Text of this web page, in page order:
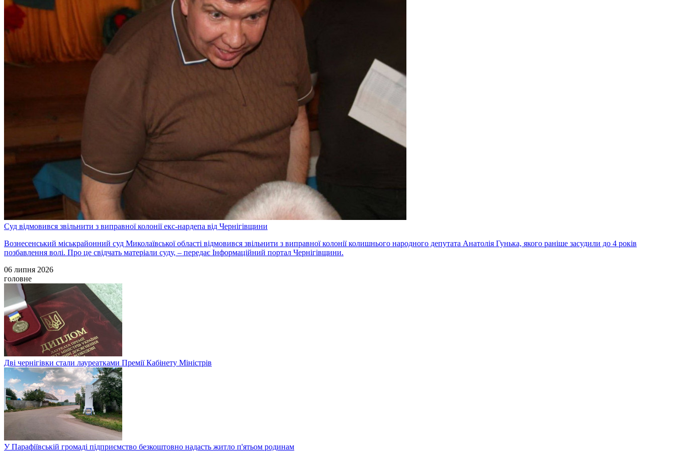
Суд відмовився звільнити з виправної колонії екс-нардепа від Чернігівщини
Вознесенський міськрайонний суд Миколаївської області відмовився звільнити з виправної колонії колишнього народного депутата Анатолія Гунька, якого раніше засудили до 4 років
позбавлення волі. Про це свідчать матеріали суду, – передає Інформаційний портал Чернігівщини.
06 липня 2026
головне
Дві чернігівки стали лауреатками Премії Кабінету Міністрів
У Парафіївській громаді підприємство безкоштовно надасть житло п'ятьом родинам